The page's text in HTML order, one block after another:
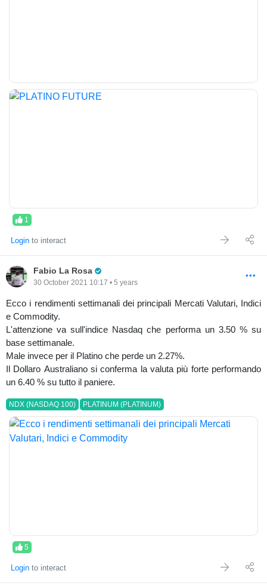
1
Login to interact
Fabio La Rosa
30 October 2021 10:17 • 5 years
Ecco i rendimenti settimanali dei principali Mercati Valutari, Indici
e Commodity.
L'attenzione va sull'indice Nasdaq che performa un 3.50 % su
base settimanale.
Male invece per il Platino che perde un 2.27%.
Il Dollaro Australiano si conferma la valuta più forte performando
un 6.40 % su tutto il paniere.
NDX (NASDAQ 100) PLATINUM (PLATINUM)
5
Login to interact